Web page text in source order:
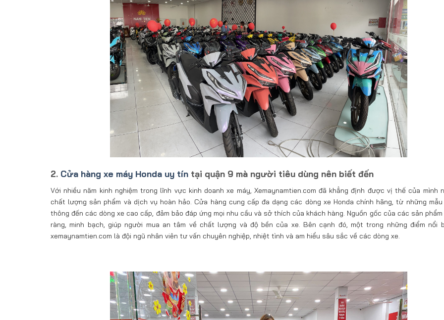
2. Cửa hàng xe máy Honda uy tín tại quận 9 mà người tiêu dùng nên biết đến
Với nhiều năm kinh nghiệm trong lĩnh vực kinh doanh xe máy, Xemaynamtien.com đã khẳng định được vị thế của mình
chất lượng sản phẩm và dịch vụ hoàn hảo. Cửa hàng cung cấp đa dạng các dòng xe Honda chính hãng, từ những
thông đến các dòng xe cao cấp, đảm bảo đáp ứng mọi nhu cầu và sở thích của khách hàng. Nguồn gốc của các sản
ràng, minh bạch, giúp người mua an tâm về chất lượng và độ bền của xe. Bên cạnh đó, một trong những điểm nổi
xemaynamtien.com là đội ngũ nhân viên tư vấn chuyên nghiệp, nhiệt tình và am hiểu sâu sắc về các dòng xe.